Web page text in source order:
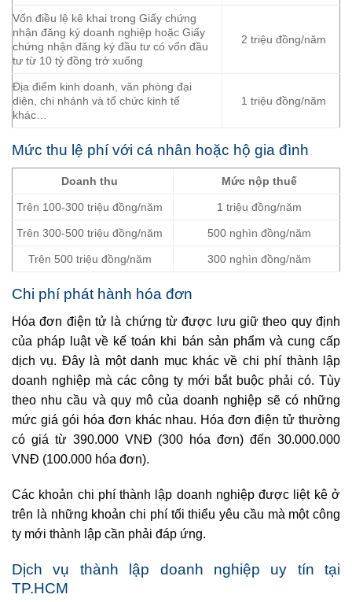
Vốn điều lệ kê khai trong Giấy chứng
nhận đăng ký doanh nghiệp hoặc Giấy
chứng nhận đăng ký đầu tư có vốn đầu
tư từ 10 tỷ đồng trở xuống
2 triệu đồng/năm
Địa điểm kinh doanh, văn phòng đại
diện, chi nhánh và tổ chức kinh tế
khác…
1 triệu đồng/năm
Mức thu lệ phí với cá nhân hoặc hộ gia đình
Doanh thu Mức nộp thuế
Trên 100-300 triệu đồng/năm 1 triệu đồng/năm
Trên 300-500 triệu đồng/năm 500 nghìn đồng/năm
Trên 500 triệu đồng/năm 300 nghìn đồng/năm
Chi phí phát hành hóa đơn
Hóa đơn điện tử là chứng từ được lưu giữ theo quy định
của pháp luật về kế toán khi bán sản phẩm và cung cấp
dịch vụ. Đây là một danh mục khác về chi phí thành lập
doanh nghiệp mà các công ty mới bắt buộc phải có. Tùy
theo nhu cầu và quy mô của doanh nghiệp sẽ có những
mức giá gói hóa đơn khác nhau. Hóa đơn điện tử thường
có giá từ 390.000 VNĐ (300 hóa đơn) đến 30.000.000
VNĐ (100.000 hóa đơn).
Các khoản chi phí thành lập doanh nghiệp được liệt kê ở
trên là những khoản chi phí tối thiểu yêu cầu mà một công
ty mới thành lập cần phải đáp ứng.
Dịch vụ thành lập doanh nghiệp uy tín tại
TP.HCM